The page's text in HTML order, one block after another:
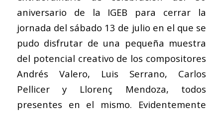
aniversario de la IGEB para cerrar la
jornada del sábado 13 de julio en el que se
pudo disfrutar de una pequeña muestra
del potencial creativo de los compositores
Andrés Valero, Luis Serrano, Carlos
Pellicer y Llorenç Mendoza, todos
presentes en el mismo. Evidentemente